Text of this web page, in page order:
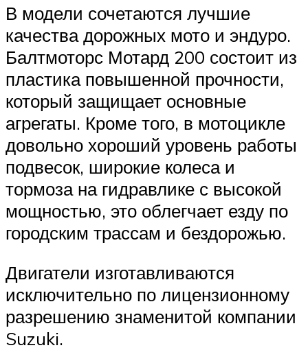
В модели сочетаются лучшие
качества дорожных мото и эндуро.
Балтмоторс Мотард 200 состоит из
пластика повышенной прочности,
который защищает основные
агрегаты. Кроме того, в мотоцикле
довольно хороший уровень работы
подвесок, широкие колеса и
тормоза на гидравлике с высокой
мощностью, это облегчает езду по
городским трассам и бездорожью.
Двигатели изготавливаются
исключительно по лицензионному
разрешению знаменитой компании
Suzuki.